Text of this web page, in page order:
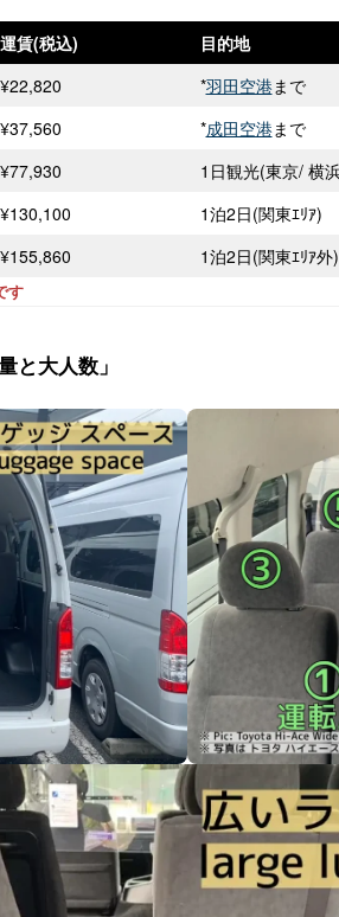
運賃(税込)
¥22,820
¥37,560
¥77,930
¥130,100
¥155,860
す
目的地
*羽田空港まで
*成田空港まで
1日観光(東京/ 横
1泊2日(関東ｴﾘｱ)
1泊2日(関東ｴﾘｱ外)
と大人数」